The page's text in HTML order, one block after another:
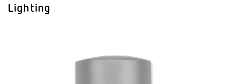
Lighting